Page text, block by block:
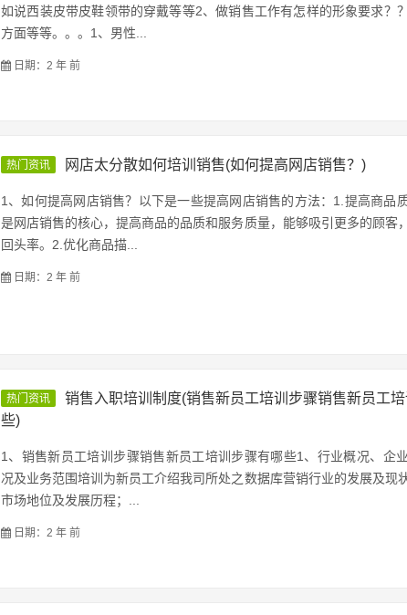
如说西装皮带皮鞋领带的穿戴等等2、做销售工作有怎样的形象要求？
方面等等。。。1、男性...
日期：2 年 前
热门资讯 网店太分散如何培训销售(如何提高网店销售？)
1、如何提高网店销售？以下是一些提高网店销售的方法：1.提高商品
是网店销售的核心，提高商品的品质和服务质量，能够吸引更多的顾客
回头率。2.优化商品描...
日期：2 年 前
热门资讯
销售入职培训制度(销售新员工培训步骤销售新员工
些)
1、销售新员工培训步骤销售新员工培训步骤有哪些1、行业概况、企
况及业务范围培训为新员工介绍我司所处之数据库营销行业的发展及现
市场地位及发展历程；...
日期：2 年 前